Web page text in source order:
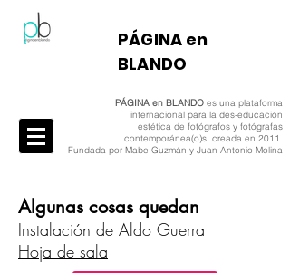
​PÁGINA en
BLANDO
PÁGINA en BLANDO es una plataforma
internacional para la des-educación
estética de fotógrafos y fotógrafas
contemporánea(o)s, creada en 2011.
Fundada por Mabe Guzmán y Juan Antonio Molina
Algunas cosas quedan
Instalación de Aldo Guerra
Hoja de sala